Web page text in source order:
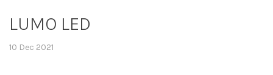
LUMO LED
10 Dec 2021